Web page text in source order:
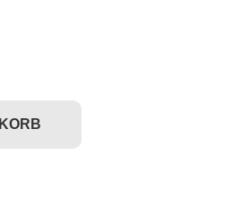
Menge